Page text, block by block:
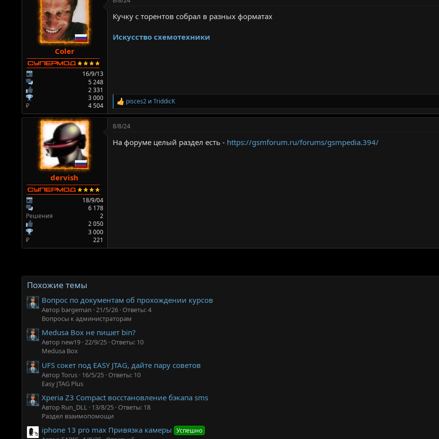
к
и
:
Coler
16/9/13
5 248
2 331
3 000
₽
4 504
Кучку с торентов собрал в разных форматах
Искусство схемотехники
Р
е
к
и
pisces2и TriddicK
dervish
18/9/04
6 178
Решения
2
2 050
3 000
₽
221
8/8/24
На форуме целый раздел есть - https://gsmforum.ru/forums/gsmpedia.394/
Похожие темы
Вопрос по документам об прохождении курсов
Автор bargeman 21/5/26 Ответы: 4
Вопросы к администраторам
Medusa Box не пишет bin?
Автор new19 22/9/25 Ответы: 10
Medusa Box
UFS сокет под EASY JTAG, дайте пару советов
Автор Torus 16/5/25 Ответы: 10
Easy JTAG Plus
Xperia Z3 Compact восстановление бэкапа sms
Автор Run_DLL 13/8/25 Ответы: 18
Раздел взаимопомощи
iphone 13 pro max Привязка камеры Успешно